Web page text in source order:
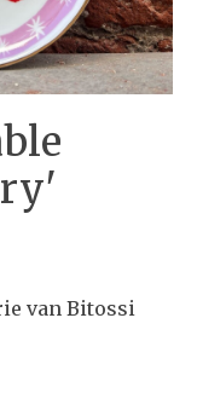
van Bitossi